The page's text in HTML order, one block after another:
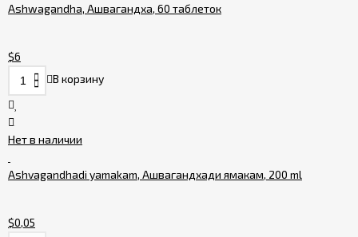
Ashwagandha, Ашвагандха, 60 таблеток
$6
В корзину
Нет в наличии
Ashvagandhadi yamakam, Ашвагандхади ямакам, 200 ml
$0,05